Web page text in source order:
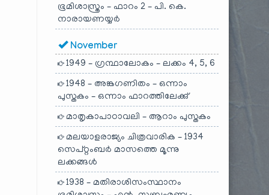
ഭൂമിശാസ്ത്രം – ഫാറം 2 – പി. കെ.
നാരായണയ്യർ
November
1949 – ഗ്രന്ഥാലോകം – ലക്കം 4, 5, 6
1948 – അങ്കഗണിതം – ഒന്നാം
പുസ്തകം – ഒന്നാം ഫാറത്തിലേക്കു്
മാതൃകാപാഠാവലി – ആറാം പുസ്തകം
മലയാളരാജ്യം ചിത്രവാരിക – 1934
സെപ്റ്റംബർ മാസത്തെ മൂന്നു
ലക്കങ്ങൾ
1938 – മതിരാശിസംസ്ഥാനം